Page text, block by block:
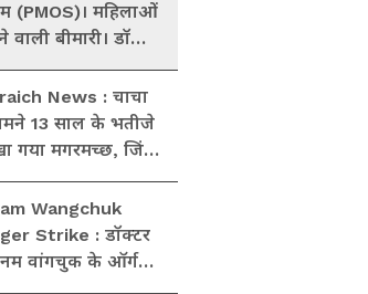
(PMOS)। महिलाओं
वाली बीमारी। डॉ
ने बताया सबकुछ
News : चाचा
13 साल के भतीजे
गया मगरमच्छ, जिंदा
लिया!
Wangchuk
Strike : डॉक्टर
वांगचुक के ऑर्गन
होने की दी चेतावनी